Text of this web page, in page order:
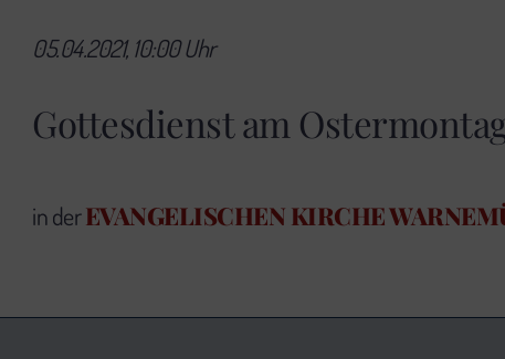
Gottesdienst am
05.04.2021, 10:00 Uhr
in derEVANGELISCHEN KIRCHE